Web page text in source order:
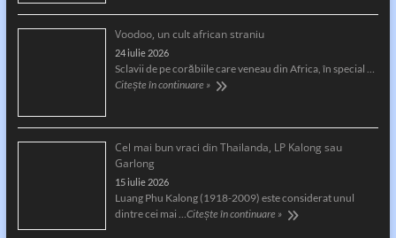
Voodoo, un cult african straniu
24 iulie 2026
Sclavii de pe corăbiile care veneau din Africa, în special …
Citește în continuare »
Cel mai bun vraci din Thailanda, LP Kalong sau
Garlong
15 iulie 2026
Luang Phu Kalong (1918-2009) este considerat unul
dintre cei mai …Citește în continuare »